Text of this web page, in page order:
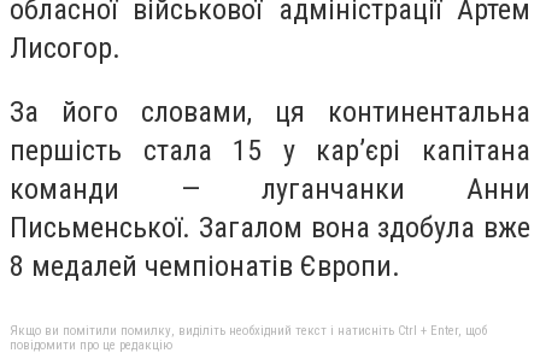
обласної військової адміністрації Артем
Лисогор.
За його словами, ця континентальна
першість стала 15 у кар’єрі капітана
команди — луганчанки Анни
Письменської. Загалом вона здобула вже
8 медалей чемпіонатів Європи.
Якщо ви помітили помилку, виділіть необхідний текст і натисніть Ctrl + Enter, щоб
повідомити про це редакцію